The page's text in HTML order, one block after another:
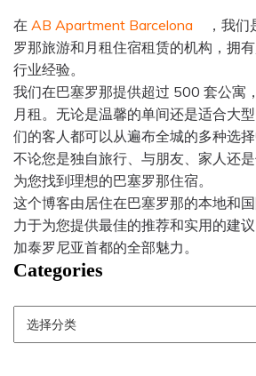
在 AB Apartment Barcelona
，我
罗那旅游和月租住宿租赁的机构，拥
行业经验。
我们在巴塞罗那提供超过 500 套公寓
月租。无论是温馨的单间还是适合大
们的客人都可以从遍布全城的多种选择
不论您是独自旅行、与朋友、家人还
为您找到理想的巴塞罗那住宿。
这个博客由居住在巴塞罗那的本地和
力于为您提供最佳的推荐和实用的建
加泰罗尼亚首都的全部魅力。
Categories